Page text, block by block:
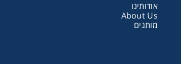
אודותינו
About Us
מותגים